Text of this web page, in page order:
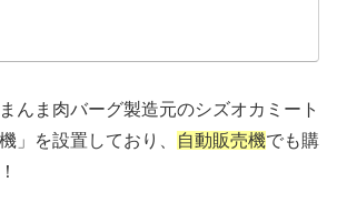
んま肉バーグ製造元のシズオカミート
」を設置しており、
自動販売機でも購